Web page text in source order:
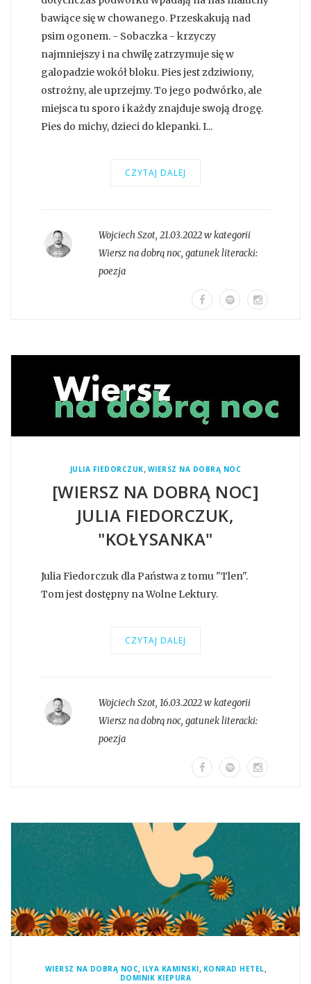
bawiące się w chowanego. Przeskakują nad
psim ogonem. - Sobaczka - krzyczy
najmniejszy i na chwilę zatrzymuje się w
galopadzie wokół bloku. Pies jest zdziwiony,
ostrożny, ale uprzejmy. To jego podwórko, ale
miejsca tu sporo i każdy znajduje swoją drogę.
Pies do michy, dzieci do klepanki. I...
CZYTAJ DALEJ
Wojciech Szot, 21.03.2022 w kategorii
Wiersz na dobrą noc, gatunek literacki:
poezja
JULIA FIEDORCZUK, WIERSZ NA DOBRĄ NOC
[WIERSZ NA DOBRĄ NOC]
JULIA FIEDORCZUK,
"KOŁYSANKA"
Julia Fiedorczuk dla Państwa z tomu "Tlen".
Tom jest dostępny na Wolne Lektury.
CZYTAJ DALEJ
Wojciech Szot, 16.03.2022 w kategorii
Wiersz na dobrą noc, gatunek literacki:
poezja
WIERSZ NA DOBRĄ NOC, ILYA KAMINSKI, KONRAD HETEL,
DOMINIK KIEPURA